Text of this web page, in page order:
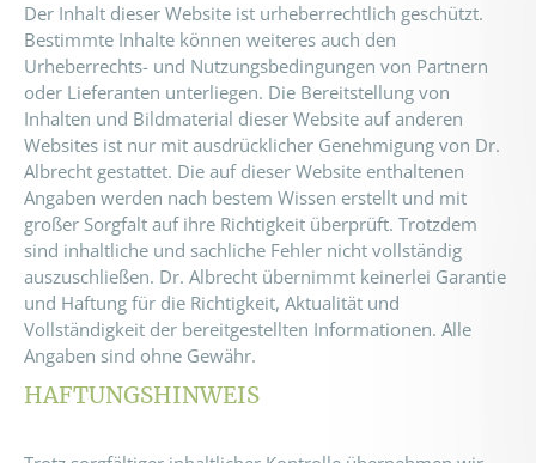
Der Inhalt dieser Website ist urheberrechtlich geschützt.
Bestimmte Inhalte können weiteres auch den
Urheberrechts- und Nutzungsbedingungen von Partnern
oder Lieferanten unterliegen. Die Bereitstellung von
Inhalten und Bildmaterial dieser Website auf anderen
Websites ist nur mit ausdrücklicher Genehmigung von Dr.
Albrecht gestattet. Die auf dieser Website enthaltenen
Angaben werden nach bestem Wissen erstellt und mit
großer Sorgfalt auf ihre Richtigkeit überprüft. Trotzdem
sind inhaltliche und sachliche Fehler nicht vollständig
auszuschließen. Dr. Albrecht übernimmt keinerlei Garantie
und Haftung für die Richtigkeit, Aktualität und
Vollständigkeit der bereitgestellten Informationen. Alle
Angaben sind ohne Gewähr.
HAFTUNGSHINWEIS